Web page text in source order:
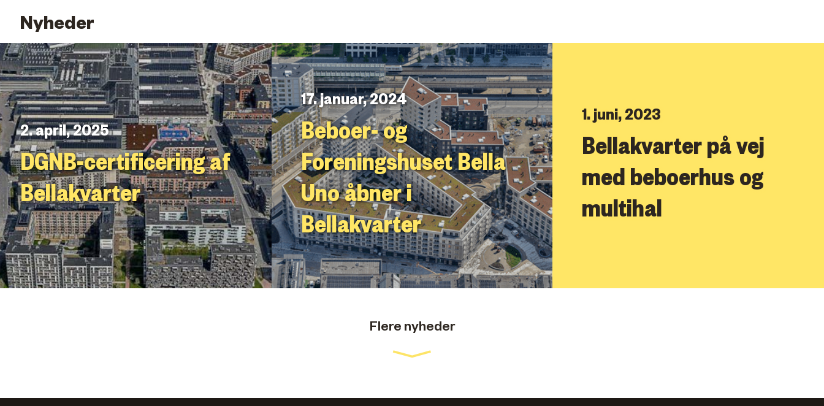
Nyheder
2. april, 2025
DGNB-certificering af
Bellakvarter
17. januar, 2024
Beboer- og
Foreningshuset Bella
Uno åbner i
Bellakvarter
1. juni, 2023
Bellakvarter på vej
med beboerhus og
multihal
Flere nyheder